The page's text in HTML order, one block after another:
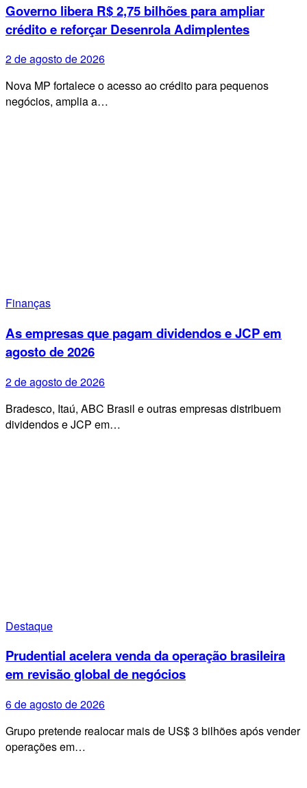
Governo libera R$ 2,75 bilhões para ampliar
crédito e reforçar Desenrola Adimplentes
2 de agosto de 2026
Nova MP fortalece o acesso ao crédito para pequenos
negócios, amplia a…
Finanças
As empresas que pagam dividendos e JCP em
agosto de 2026
2 de agosto de 2026
Bradesco, Itaú, ABC Brasil e outras empresas distribuem
dividendos e JCP em…
Destaque
Prudential acelera venda da operação brasileira
em revisão global de negócios
6 de agosto de 2026
Grupo pretende realocar mais de US$ 3 bilhões após vender
operações em…